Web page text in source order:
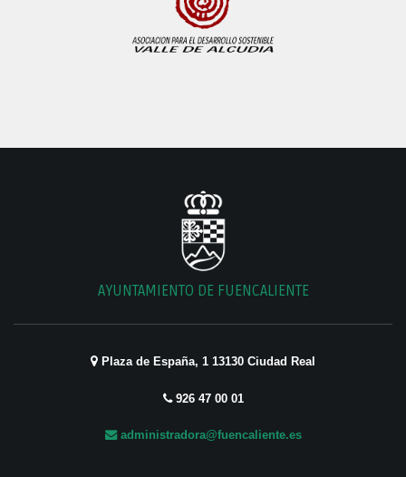
AYUNTAMIENTO DE FUENCALIENTE
Plaza de España, 1 13130 Ciudad Real
926 47 00 01
administradora@fuencaliente.es